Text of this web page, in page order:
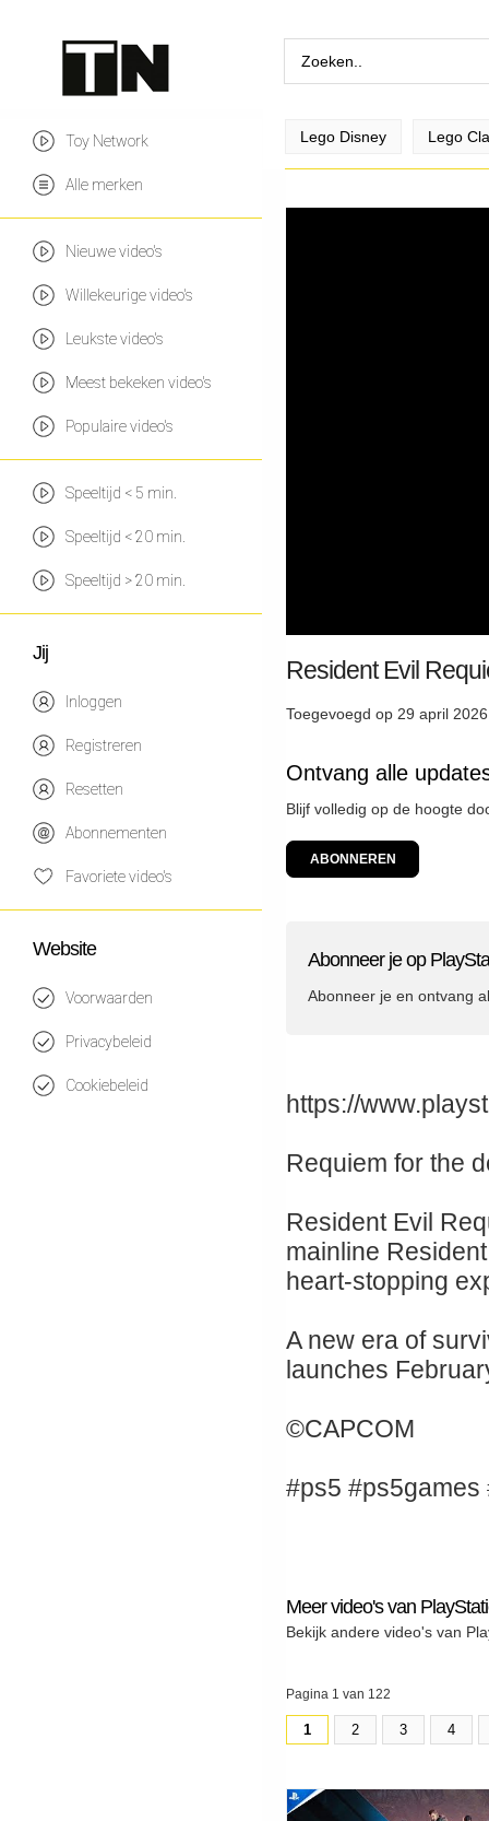
Toy Network
Alle merken
Nieuwe video's
Willekeurige video's
Leukste video's
Meest bekeken video's
Populaire video's
Speeltijd < 5 min.
Speeltijd < 20 min.
Speeltijd > 20 min.
Jij
Inloggen
Registreren
Resetten
Abonnementen
Favoriete video's
Website
Voorwaarden
Privacybeleid
Cookiebeleid
Lego Disney Lego
Resident Evil
Toegevoegd op 29 april
Ontvang alle
Blijf volledig op de hoogte
ABONNEREN
Abonneer je op
Abonneer je en ontvang
https://
Requiem for the
Resident Evil
mainline
heart-stopping
A new era of
launches
©CAPCOM
#ps5
Meer video's van
Bekijk andere video's van
Pagina 1 van 122
1 2 3 4